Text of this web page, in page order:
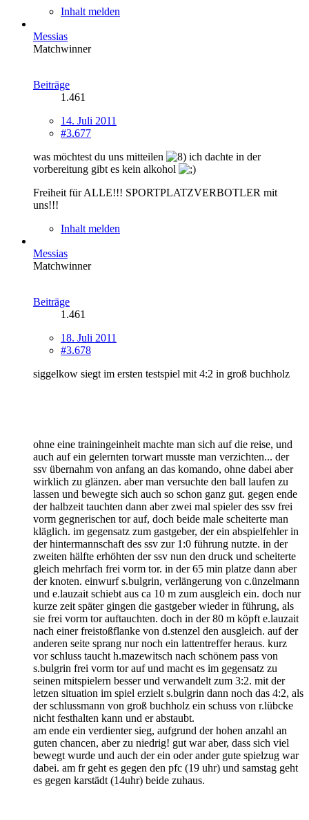
Inhalt melden
Messias
Matchwinner
Beiträge
1.461
14. Juli 2011
#3.677
was möchtest du uns mitteilen
ich dachte in der
vorbereitung gibt es kein alkohol
Freiheit für ALLE!!! SPORTPLATZVERBOTLER mit
uns!!!
Inhalt melden
Messias
Matchwinner
Beiträge
1.461
18. Juli 2011
#3.678
siggelkow siegt im ersten testspiel mit 4:2 in groß buchholz
ohne eine trainingeinheit machte man sich auf die reise, und
auch auf ein gelernten torwart musste man verzichten... der
ssv übernahm von anfang an das komando, ohne dabei aber
wirklich zu glänzen. aber man versuchte den ball laufen zu
lassen und bewegte sich auch so schon ganz gut. gegen ende
der halbzeit tauchten dann aber zwei mal spieler des ssv frei
vorm gegnerischen tor auf, doch beide male scheiterte man
kläglich. im gegensatz zum gastgeber, der ein abspielfehler in
der hintermannschaft des ssv zur 1:0 führung nutzte. in der
zweiten hälfte erhöhten der ssv nun den druck und scheiterte
gleich mehrfach frei vorm tor. in der 65 min platze dann aber
der knoten. einwurf s.bulgrin, verlängerung von c.ünzelmann
und e.lauzait schiebt aus ca 10 m zum ausgleich ein. doch nur
kurze zeit später gingen die gastgeber wieder in führung, als
sie frei vorm tor auftauchten. doch in der 80 m köpft e.lauzait
nach einer freistoßflanke von d.stenzel den ausgleich. auf der
anderen seite sprang nur noch ein lattentreffer heraus. kurz
vor schluss taucht h.mazewitsch nach schönem pass von
s.bulgrin frei vorm tor auf und macht es im gegensatz zu
seinen mitspielern besser und verwandelt zum 3:2. mit der
letzen situation im spiel erzielt s.bulgrin dann noch das 4:2, als
der schlussmann von groß buchholz ein schuss von r.lübcke
nicht festhalten kann und er abstaubt.
am ende ein verdienter sieg, aufgrund der hohen anzahl an
guten chancen, aber zu niedrig! gut war aber, dass sich viel
bewegt wurde und auch der ein oder ander gute spielzug war
dabei. am fr geht es gegen den pfc (19 uhr) und samstag geht
es gegen karstädt (14uhr) beide zuhaus.